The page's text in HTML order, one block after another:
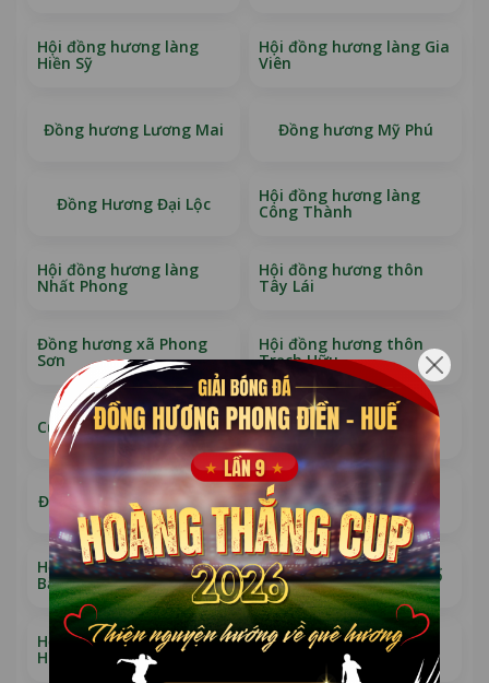
Hội đồng hương làng
Hiền Sỹ
Hội đồng hương làng Gia
Viên
Đồng hương Lương Mai Đồng hương Mỹ Phú
Đồng Hương Đại Lộc Hội đồng hương làng
Công Thành
Hội đồng hương làng
Nhất Phong
Hội đồng hương thôn
Tây Lái
Đồng hương xã Phong
Sơn
Hội đồng hương thôn
Trạch Hữu
Cụm đồng hương Cổ By 3 Đồng hương Phú Lộc
Đồng hương Thế Chí Tây Đồng hương Ưu Điềm
Hội đồng hương thôn
Bắc - Triều - Vịnh Đồng hương Trạch Phổ
Hội đồng hương làng
Hiền An
Hội đồng hương thôn
Đông Dạ